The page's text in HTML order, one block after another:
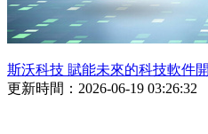
斯沃科技 賦能未來的科技軟件
更新時間：2026-06-19 03:26:32